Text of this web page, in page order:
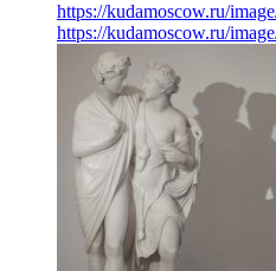
https://kudamoscow.ru/
https://kudamoscow.ru/